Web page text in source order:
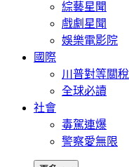
綜藝星聞
戲劇星聞
娛樂電影院
國際
川普對等關稅
全球必讀
社會
毒駕連爆
警察愛無限